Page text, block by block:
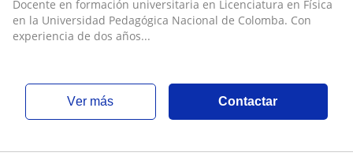
Docente en formación universitaria en Licenciatura en Física
en la Universidad Pedagógica Nacional de Colomba. Con
experiencia de dos años...
ver más Contactar